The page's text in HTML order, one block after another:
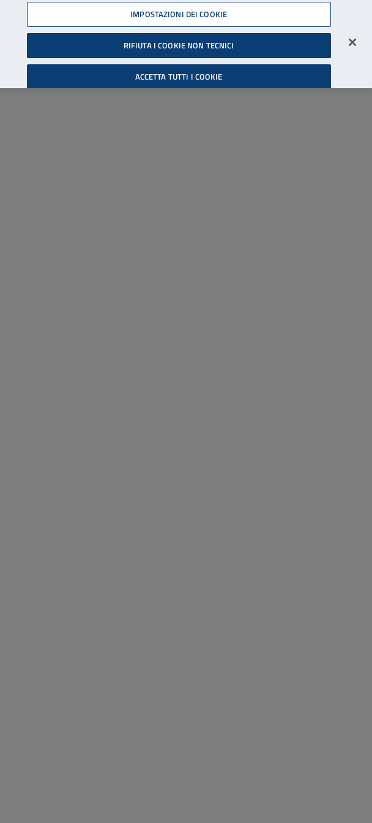
06 45539607
Accessibilità
Cerca
Accedi all'area riservata
IMPOSTAZIONI DEI COOKIE
RIFIUTA I COOKIE NON TECNICI
ACCETTA TUTTI I COOKIE